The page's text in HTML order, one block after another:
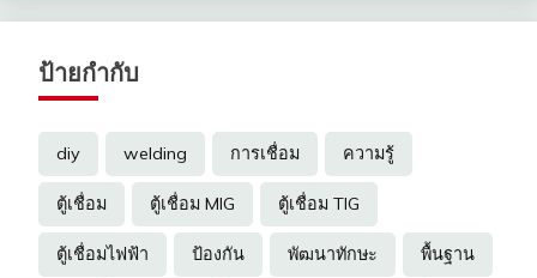
ป้ายกำกับ
diy welding การเชื่อม ความรู้
ตู้เชื่อม ตู้เชื่อม MIG ตู้เชื่อม TIG
ตู้เชื่อมไฟฟ้า ป้องกัน พัฒนาทักษะ พื้นฐาน